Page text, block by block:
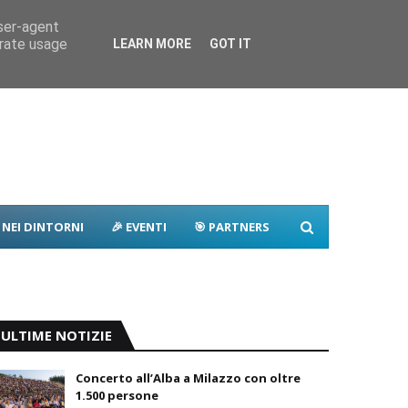
DINTORNI 🎉 EVENTI 🎯 PARTNERS
ULTIME NOTIZIE
Concerto all’Alba a Milazzo con oltre
1.500 persone
agent
usage
LEARN MORE GOT IT